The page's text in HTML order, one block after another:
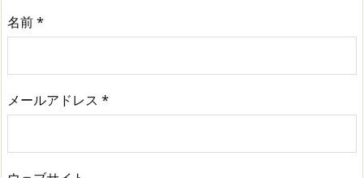
名前*
メールアドレス *